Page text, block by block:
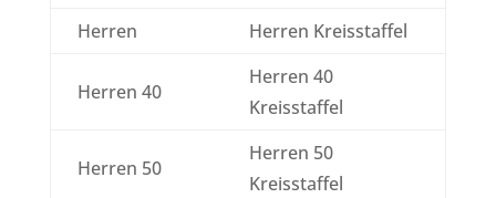
Herren
Herren Kreisstaffel
Herren 40
Herren 40
Kreisstaffel
Herren 50
Herren 50
Kreisstaffel